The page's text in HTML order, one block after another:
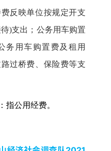
反映单位按规定开支
)支出；公务用车购置
务用车购置费及租用
过桥费、保险费等支
指公用经费。